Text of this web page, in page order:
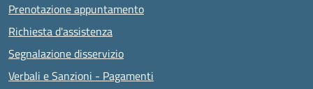
Prenotazione appuntamento
Richiesta d'assistenza
Segnalazione disservizio
Verbali e Sanzioni - Pagamenti